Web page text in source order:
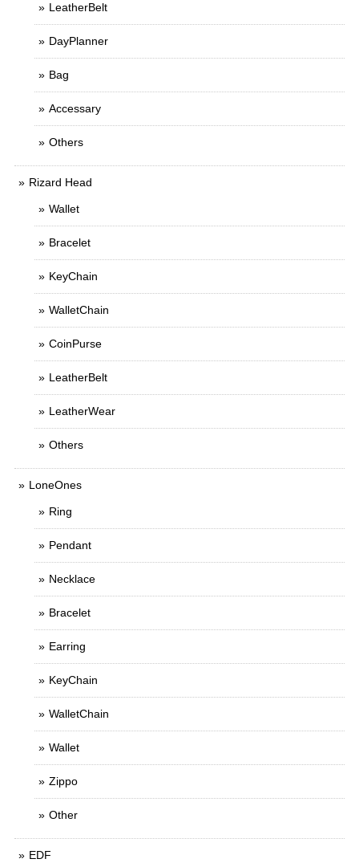
LeatherBelt
DayPlanner
Bag
Accessary
Others
Rizard Head
Wallet
Bracelet
KeyChain
WalletChain
CoinPurse
LeatherBelt
LeatherWear
Others
LoneOnes
Ring
Pendant
Necklace
Bracelet
Earring
KeyChain
WalletChain
Wallet
Zippo
Other
EDF